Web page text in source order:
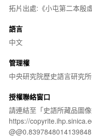
拓片出處:《小屯第二本殷
語言
中文
管理權
中央研究院歷史語言研究
授權聯絡窗口
請連結至「史語所藏品圖
https://
@@0.8397848014139848